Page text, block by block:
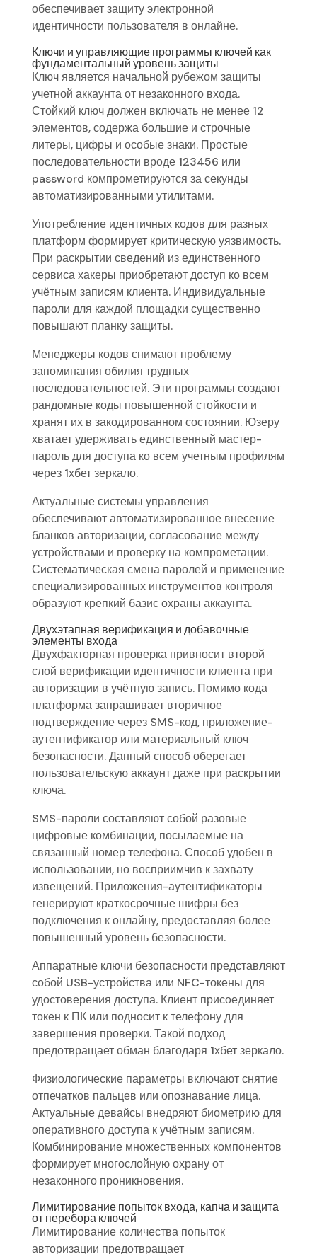
обеспечивает защиту электронной
идентичности пользователя в онлайне.
Ключи и управляющие программы ключей как
фундаментальный уровень защиты
Ключ является начальной рубежом защиты
учетной аккаунта от незаконного входа.
Стойкий ключ должен включать не менее 12
элементов, содержа большие и строчные
литеры, цифры и особые знаки. Простые
последовательности вроде 123456 или
password компрометируются за секунды
автоматизированными утилитами.
Употребление идентичных кодов для разных
платформ формирует критическую уязвимость.
При раскрытии сведений из единственного
сервиса хакеры приобретают доступ ко всем
учётным записям клиента. Индивидуальные
пароли для каждой площадки существенно
повышают планку защиты.
Менеджеры кодов снимают проблему
запоминания обилия трудных
последовательностей. Эти программы создают
рандомные коды повышенной стойкости и
хранят их в закодированном состоянии. Юзеру
хватает удерживать единственный мастер-
пароль для доступа ко всем учетным профилям
через 1хбет зеркало.
Актуальные системы управления
обеспечивают автоматизированное внесение
бланков авторизации, согласование между
устройствами и проверку на компрометации.
Систематическая смена паролей и применение
специализированных инструментов контроля
образуют крепкий базис охраны аккаунта.
Двухэтапная верификация и добавочные
элементы входа
Двухфакторная проверка привносит второй
слой верификации идентичности клиента при
авторизации в учётную запись. Помимо кода
платформа запрашивает вторичное
подтверждение через SMS-код, приложение-
аутентификатор или материальный ключ
безопасности. Данный способ оберегает
пользовательскую аккаунт даже при раскрытии
ключа.
SMS-пароли составляют собой разовые
цифровые комбинации, посылаемые на
связанный номер телефона. Способ удобен в
использовании, но восприимчив к захвату
извещений. Приложения-аутентификаторы
генерируют краткосрочные шифры без
подключения к онлайну, предоставляя более
повышенный уровень безопасности.
Аппаратные ключи безопасности представляют
собой USB-устройства или NFC-токены для
удостоверения доступа. Клиент присоединяет
токен к ПК или подносит к телефону для
завершения проверки. Такой подход
предотвращает обман благодаря 1хбет зеркало.
Физиологические параметры включают снятие
отпечатков пальцев или опознавание лица.
Актуальные девайсы внедряют биометрию для
оперативного доступа к учётным записям.
Комбинирование множественных компонентов
формирует многослойную охрану от
незаконного проникновения.
Лимитирование попыток входа, капча и защита
от перебора ключей
Лимитирование количества попыток
авторизации предотвращает